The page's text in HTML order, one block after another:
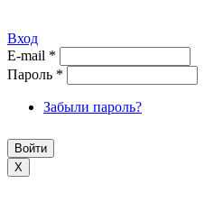
Вход
E-mail *
Пароль *
Забыли пароль?
X